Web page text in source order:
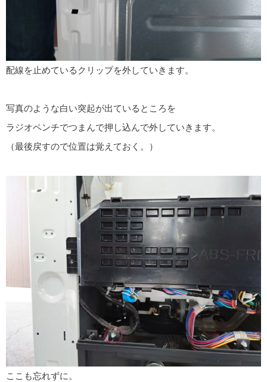
配線を止めているクリップを外していきます。
写真のような白い突起が出ているところを
ラジオペンチでつまんで押し込んで外していきます。
（最後戻すので位置は覚えておく。）
ここも忘れずに。